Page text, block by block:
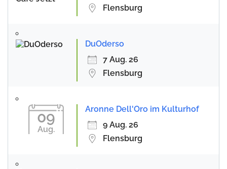
Flensburg
DuOderso
7 Aug. 26
Flensburg
09
Aug.
Aronne Dell'Oro im Kulturhof
9 Aug. 26
Flensburg